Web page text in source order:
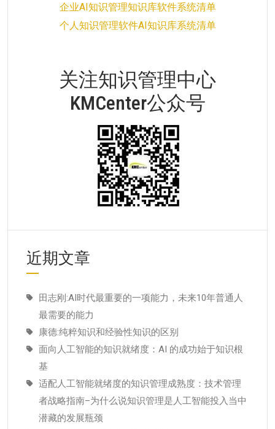
企业AI知识管理知识库软件系统清单
个人知识管理软件AI知识库系统清单
关注知识管理中心
KMCenter公众号
近期文章
田志刚:AI时代最重要的一项能力，未来10年普通人
最需要的能力
康德:纯粹知识和经验性知识的区别
面向人工智能的知识就绪度：AI 的成功始于知识根
基
适配人工智能就绪度的知识管理成熟度：技术管理
者战略指南–为什么说知识管理是人工智能投入当中
潜藏的发展瓶颈